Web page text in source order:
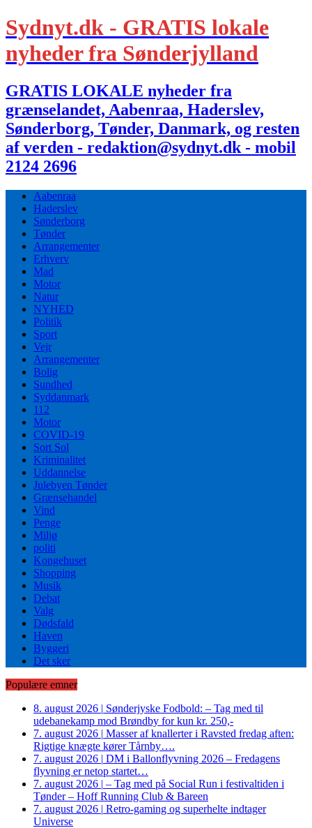
Sydnyt.dk - GRATIS lokale
nyheder fra Sønderjylland
GRATIS LOKALE nyheder fra
grænselandet, Aabenraa, Haderslev,
Sønderborg, Tønder, Danmark, og resten
af verden - redaktion@sydnyt.dk - mobil
2124 2696
Aabenraa
Haderslev
Sønderborg
Tønder
Arrangementer
Erhverv
Mad
Motor
Natur
NYHED
Politik
Sport
Vejr
Arrangementer
Bolig
Sundhed
Syddanmark
112
Motor
COVID-19
Sort Sol
Kriminalitet
Uddannelse
Julebyen Tønder
Grænsehandel
Vind
Penge
Miljø
politi
Kongehuset
Shopping
Musik
Debat
Valg
Dødsfald
Haven
Byggeri
Det sker
Populære emner
8. august 2026 | Sønderjyske Fodbold: – Tag med til
udebanekamp mod Brøndby for kun kr. 250,-
7. august 2026 | Masser af knallerter i Ravsted fredag aften:
Rigtige knægte kører Tårnby….
7. august 2026 | DM i Ballonflyvning 2026 – Fredagens
flyvning er netop startet…
7. august 2026 | – Tag med på Social Run i festivaltiden i
Tønder – Hoff Running Club & Bareen
7. august 2026 | Retro-gaming og superhelte indtager
Universe